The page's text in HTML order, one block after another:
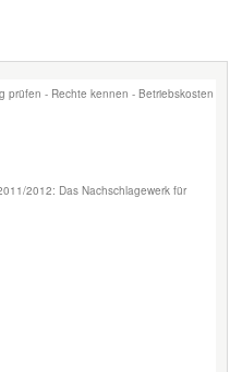
prüfen - Rechte kennen - Betriebskosten
2012: Das Nachschlagewerk für